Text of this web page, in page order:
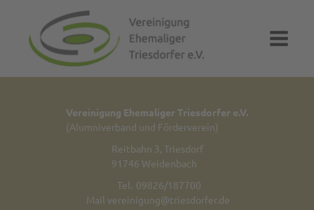
Vereinigung Ehemaliger Triesdorfer e.V.
(Alumniverband und Förderverein)
Reitbahn 3, Triesdorf
91746 Weidenbach
Tel. 09826/187700
Mail vereinigung@triesdorfer.de